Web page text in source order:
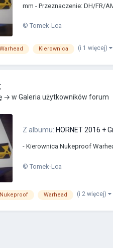
mm - Przeznaczenie: DH/FR/
© Tomek-Lca
Warhead Kierownica (i 1 więcej)
→ w Galeria użytkowników forum
Z albumu: HORNET 2016 +
- Kierownica Nukeproof
© Tomek-Lca
Nukeproof Warhead (i 2 więcej)